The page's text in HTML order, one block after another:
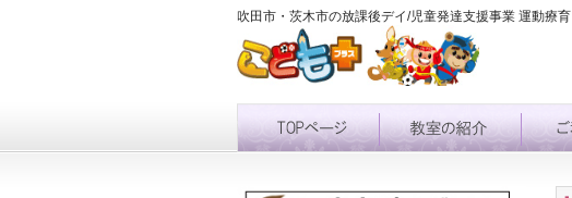
吹田市・茨木市の放課後デイ/児童発達支援事業 運動療